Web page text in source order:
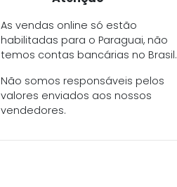
As vendas online só estão
habilitadas para o Paraguai, não
temos contas bancárias no Brasil.
Não somos responsáveis pelos
valores enviados aos nossos
vendedores.